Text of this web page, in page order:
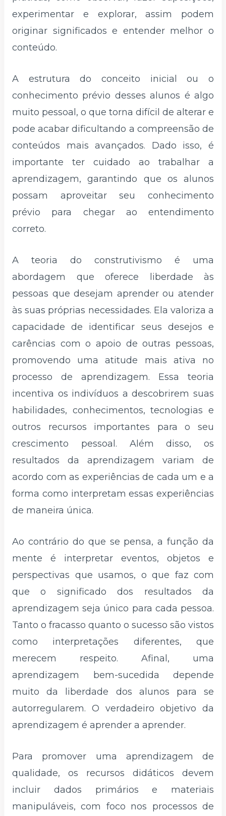
experimentar e explorar, assim podem
originar significados e entender melhor o
conteúdo.
A estrutura do conceito inicial ou o
conhecimento prévio desses alunos é algo
muito pessoal, o que torna difícil de alterar e
pode acabar dificultando a compreensão de
conteúdos mais avançados. Dado isso, é
importante ter cuidado ao trabalhar a
aprendizagem, garantindo que os alunos
possam aproveitar seu conhecimento
prévio para chegar ao entendimento
correto.
A teoria do construtivismo é uma
abordagem que oferece liberdade às
pessoas que desejam aprender ou atender
às suas próprias necessidades. Ela valoriza a
capacidade de identificar seus desejos e
carências com o apoio de outras pessoas,
promovendo uma atitude mais ativa no
processo de aprendizagem. Essa teoria
incentiva os indivíduos a descobrirem suas
habilidades, conhecimentos, tecnologias e
outros recursos importantes para o seu
crescimento pessoal. Além disso, os
resultados da aprendizagem variam de
acordo com as experiências de cada um e a
forma como interpretam essas experiências
de maneira única.
Ao contrário do que se pensa, a função da
mente é interpretar eventos, objetos e
perspectivas que usamos, o que faz com
que o significado dos resultados da
aprendizagem seja único para cada pessoa.
Tanto o fracasso quanto o sucesso são vistos
como interpretações diferentes, que
merecem respeito. Afinal, uma
aprendizagem bem-sucedida depende
muito da liberdade dos alunos para se
autorregularem. O verdadeiro objetivo da
aprendizagem é aprender a aprender.
Para promover uma aprendizagem de
qualidade, os recursos didáticos devem
incluir dados primários e materiais
manipuláveis, com foco nos processos de